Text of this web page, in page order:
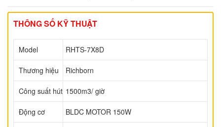
THÔNG SỐ KỸ THUẬT
Model RHTS-7X8D
Thương hiệu Richborn
Công suất hút 1500m3/ giờ
Động cơ BLDC MOTOR 150W